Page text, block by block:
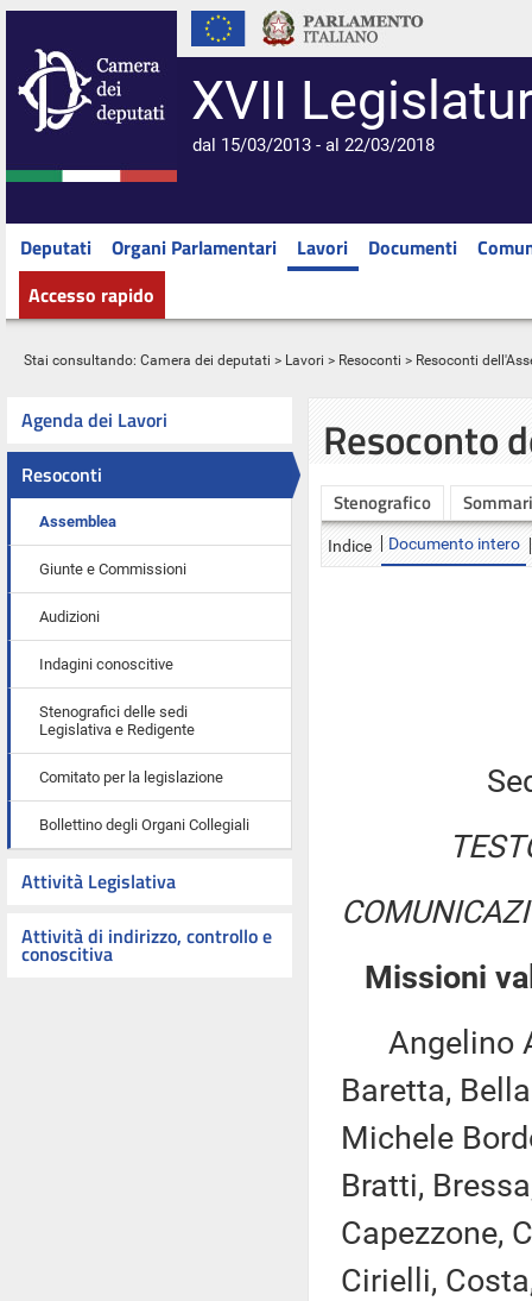
XVII
dal 15/03/2013 - al 22/03/2018
Deputati Organi Parlamentari Lavori Documenti
Accesso rapido
Stai consultando: Camera dei deputati > Lavori > Resoconti > Resoconti
Agenda dei Lavori
Resoconti
Assemblea
Giunte e Commissioni
Audizioni
Indagini conoscitive
Stenografici delle sedi
Legislativa e Redigente
Comitato per la legislazione
Bollettino degli Organi Collegiali
Attività Legislativa
Attività di indirizzo, controllo e
conoscitiva
Resoconto
Stenografico
Indice Documento intero
Missioni
Angelino
Baretta,
Michele
Bratti,
Capezzone,
Cirielli,